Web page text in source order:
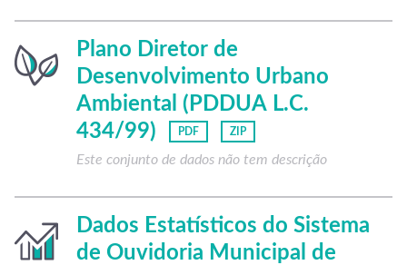
Plano Diretor de
Desenvolvimento Urbano
Ambiental (PDDUA L.C.
434/99)
PDF ZIP
Este conjunto de dados não tem descrição
Dados Estatísticos do Sistema
de Ouvidoria Municipal de